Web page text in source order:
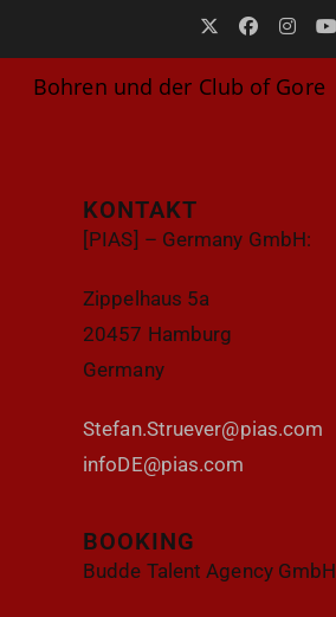
Bohren und der Club of Gore
KONTAKT
[PIAS] – Germany GmbH:
Zippelhaus 5a
20457 Hamburg
Germany
Stefan.Struever@pias.com
infoDE@pias.com
BOOKING
Budde Talent Agency GmbH